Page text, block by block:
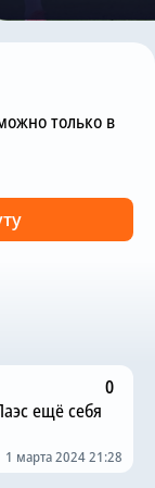
только в
0
ещё себя
1 марта 2024 21:28